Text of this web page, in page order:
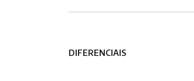
DIFERENCIAIS